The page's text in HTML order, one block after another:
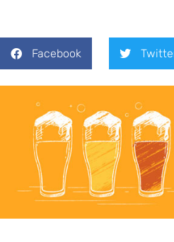
Facebook